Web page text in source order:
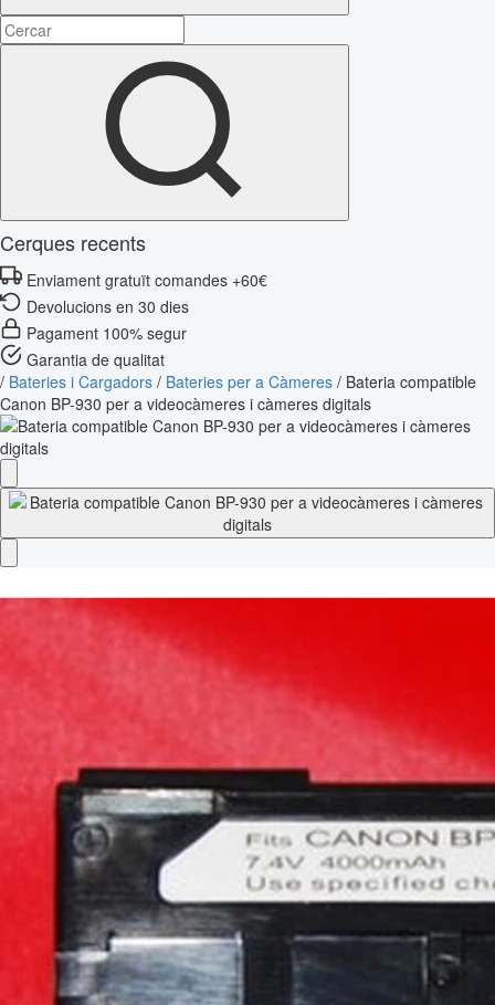
Cerques recents
Enviament gratuït comandes +60€
Devolucions en 30 dies
Pagament 100% segur
Garantia de qualitat
/ Bateries i Cargadors / Bateries per a Càmeres / Bateria compatible
Canon BP-930 per a videocàmeres i càmeres digitals